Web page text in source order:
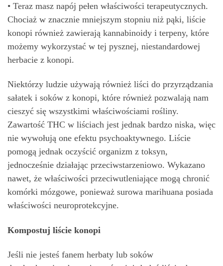
• Teraz masz napój pełen właściwości terapeutycznych.
Chociaż w znacznie mniejszym stopniu niż pąki, liście
konopi również zawierają kannabinoidy i terpeny, które
możemy wykorzystać w tej pysznej, niestandardowej
herbacie z konopi.
Niektórzy ludzie używają również liści do przyrządzania
sałatek i soków z konopi, które również pozwalają nam
cieszyć się wszystkimi właściwościami rośliny.
Zawartość THC w liściach jest jednak bardzo niska, więc
nie wywołują one efektu psychoaktywnego. Liście
pomogą jednak oczyścić organizm z toksyn,
jednocześnie działając przeciwstarzeniowo. Wykazano
nawet, że właściwości przeciwutleniające mogą chronić
komórki mózgowe, ponieważ surowa marihuana posiada
właściwości neuroprotekcyjne.
Kompostuj liście konopi
Jeśli nie jesteś fanem herbaty lub soków